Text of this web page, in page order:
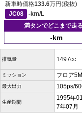
新車時価格133.6万円(税抜)
JC08
-km/L
満タンでどこまで走
-km
排気量 1497cc
ミッション フロア
最大出力 105ps/
生産期間
1995年
7年07月